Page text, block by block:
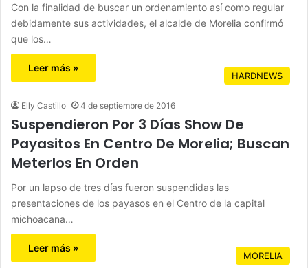
Con la finalidad de buscar un ordenamiento así como regular
debidamente sus actividades, el alcalde de Morelia confirmó
que los…
Leer más »
HARDNEWS
Elly Castillo 4 de septiembre de 2016
Suspendieron Por 3 Días Show De
Payasitos En Centro De Morelia; Buscan
Meterlos En Orden
Por un lapso de tres días fueron suspendidas las
presentaciones de los payasos en el Centro de la capital
michoacana…
Leer más »
MORELIA